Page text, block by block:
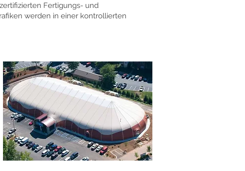
Fertigungs- und
werden in einer kontrollierten